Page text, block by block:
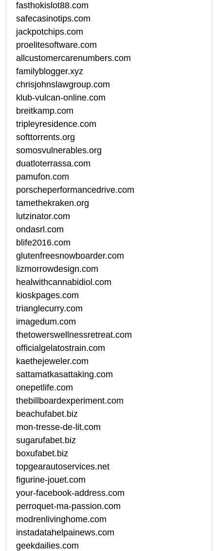
fasthokislot88.com
safecasinotips.com
jackpotchips.com
proelitesoftware.com
allcustomercarenumbers.com
familyblogger.xyz
chrisjohnslawgroup.com
klub-vulcan-online.com
breitkamp.com
tripleyresidence.com
softtorrents.org
somosvulnerables.org
duatloterrassa.com
pamufon.com
porscheperformancedrive.com
tamethekraken.org
lutzinator.com
ondasrl.com
blife2016.com
glutenfreesnowboarder.com
lizmorrowdesign.com
healwithcannabidiol.com
kioskpages.com
trianglecurry.com
imagedum.com
thetowerswellnessretreat.com
officialgelatostrain.com
kaethejeweler.com
sattamatkasattaking.com
onepetlife.com
thebillboardexperiment.com
beachufabet.biz
mon-tresse-de-lit.com
sugarufabet.biz
boxufabet.biz
topgearautoservices.net
figurine-jouet.com
your-facebook-address.com
perroquet-ma-passion.com
modrenlivinghome.com
instadatahelpainews.com
geekdailies.com